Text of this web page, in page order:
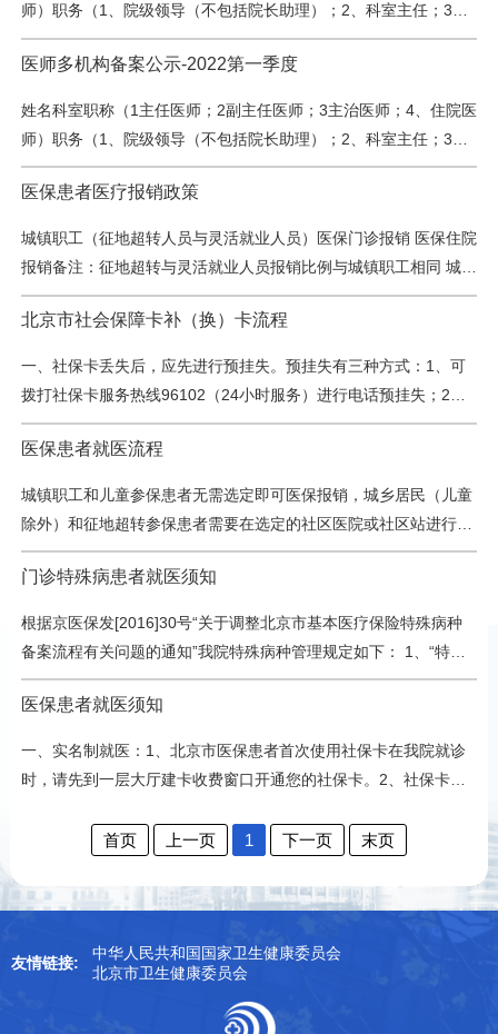
师）职务（1、院级领导（不包括院长助理）；2、科室主任；3、
科室副主任；4、无）在岗状态（1在职、2退休、3退休后返聘）类
别执业机构执业范围多机构备案数量多机构备案名称备注杨民肝病
医师多机构备案公示-2022第一季度
姓名科室职称（1主任医师；2副主任医师；3主治医师；4、住院医
师）职务（1、院级领导（不包括院长助理）；2、科室主任；3、
科室副主任；4、无）在岗状态（1在职、2退休、3退休后返聘）类
别主执业机构执业范围多机构备案数量多机构备案名称备注填写说
医保患者医疗报销政策
城镇职工（征地超转人员与灵活就业人员）医保门诊报销 医保住院
报销备注：征地超转与灵活就业人员报销比例与城镇职工相同 城乡
居民医保门（急）诊报销医保住院报销
北京市社会保障卡补（换）卡流程
一、社保卡丢失后，应先进行预挂失。预挂失有三种方式：1、可
拨打社保卡服务热线96102（24小时服务）进行电话预挂失；2、
可持本人身份证到社会保障卡服务网点进行书面预挂失；二、预挂
失后找到了社保卡，如着急就医，持卡人可携带社保卡及身份证到
医保患者就医流程
城镇职工和儿童参保患者无需选定即可医保报销，城乡居民（儿童
除外）和征地超转参保患者需要在选定的社区医院或社区站进行社
保卡转诊，方可在我院医保报销。医保患者门（急）诊就医流程：
1、患者持社会保障卡在京医通自助机挂号，产检患者挂号全额结
门诊特殊病患者就医须知
根据京医保发[2016]30号“关于调整北京市基本医疗保险特殊病种
备案流程有关问题的通知”我院特殊病种管理规定如下： 1、“特殊
病种”办理要求参保人员患恶性肿瘤门诊治疗、多发性硬化、黄斑
变性眼内注射治疗、血友病、再生障碍性贫血、肾透析及肾移植、
医保患者就医须知
一、实名制就医：1、北京市医保患者首次使用社保卡在我院就诊
时，请先到一层大厅建卡收费窗口开通您的社保卡。2、社保卡仅
有精神类疾病或行动不便、长期卧床等原因，不能到定点医疗机构
卡)、确诊医院的门诊病历(或出院诊断证明)来院代开药品。3、持
首页 上一页 1 下一页 末页
友情链接:
中华人民共和国国家卫生健康委员会
北京市卫生健康委员会